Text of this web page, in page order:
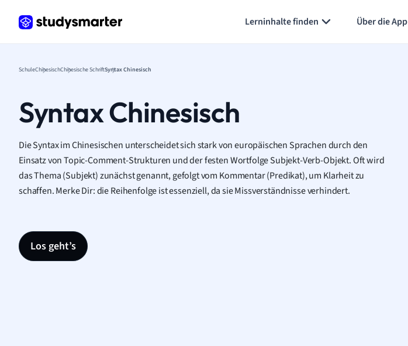
Lerninhalte finden Über die App
SchuleChinesischChinesische SchriftSyntax Chinesisch
Syntax Chinesisch
Die Syntax im Chinesischen unterscheidet sich stark von europäischen Sprachen durch den
Einsatz von Topic-Comment-Strukturen und der festen Wortfolge Subjekt-Verb-Objekt. Oft wird
das Thema (Subjekt) zunächst genannt, gefolgt vom Kommentar (Predikat), um Klarheit zu
schaffen. Merke Dir: die Reihenfolge ist essenziell, da sie Missverständnisse verhindert.
Los geht’s